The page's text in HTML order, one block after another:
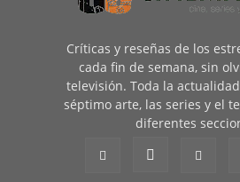
Críticas y reseñas de los
cada fin de semana, sin
televisión. Toda la
séptimo arte, las series y el
diferentes